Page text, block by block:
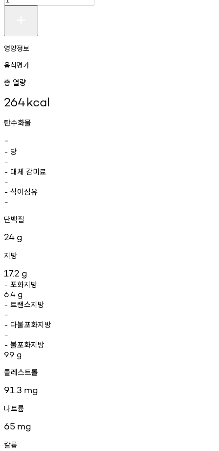
영양정보
음식평가
총 열량
264kcal
탄수화물
-
- 당
-
- 대체 감미료
-
- 식이섬유
-
단백질
24 g
지방
17.2 g
- 포화지방
6.4 g
- 트랜스지방
-
- 다불포화지방
-
- 불포화지방
9.9 g
콜레스트롤
91.3 mg
나트륨
65 mg
칼륨